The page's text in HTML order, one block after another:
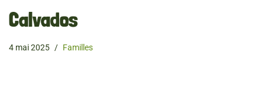
Calvados
4 mai 2025 Familles